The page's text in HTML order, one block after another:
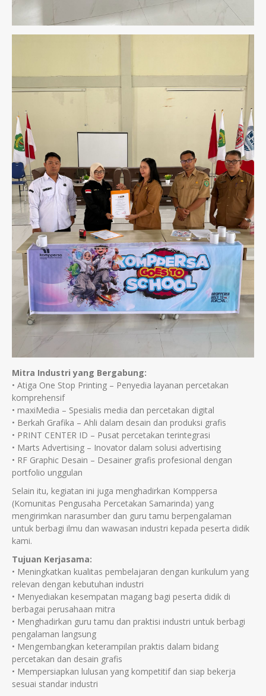
Mitra Industri yang Bergabung:
• Atiga One Stop Printing – Penyedia layanan percetakan
komprehensif
• maxiMedia – Spesialis media dan percetakan digital
• Berkah Grafika – Ahli dalam desain dan produksi grafis
• PRINT CENTER ID – Pusat percetakan terintegrasi
• Marts Advertising – Inovator dalam solusi advertising
• RF Graphic Desain – Desainer grafis profesional dengan
portfolio unggulan
Selain itu, kegiatan ini juga menghadirkan Komppersa
(Komunitas Pengusaha Percetakan Samarinda) yang
mengirimkan narasumber dan guru tamu berpengalaman
untuk berbagi ilmu dan wawasan industri kepada peserta didik
kami.
Tujuan Kerjasama:
• Meningkatkan kualitas pembelajaran dengan kurikulum yang
relevan dengan kebutuhan industri
• Menyediakan kesempatan magang bagi peserta didik di
berbagai perusahaan mitra
• Menghadirkan guru tamu dan praktisi industri untuk berbagi
pengalaman langsung
• Mengembangkan keterampilan praktis dalam bidang
percetakan dan desain grafis
• Mempersiapkan lulusan yang kompetitif dan siap bekerja
sesuai standar industri